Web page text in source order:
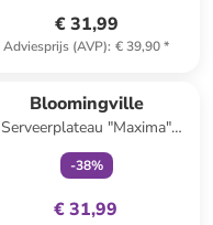
€ 31,99
Adviesprijs (AVP): € 39,90*
Bloomingville
Serveerplateau "Maxima"
blauw/geel - (L)29 x (B)16,5
cm
-38%
€ 31,99